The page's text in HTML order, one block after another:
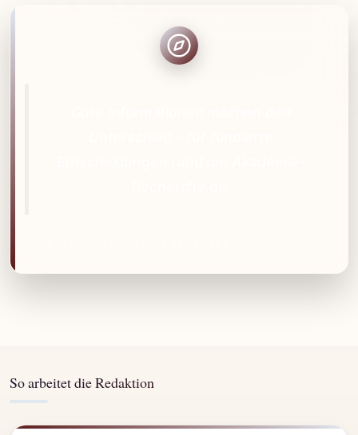
So arbeitet die Redaktion